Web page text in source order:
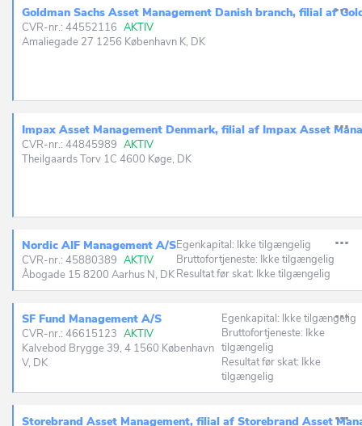
Goldman Sachs Asset Management Danish branch, filial af
CVR-nr.: 44552116 AKTIV
Amaliegade 27 1256 København K, DK
Impax Asset Management Denmark, filial af Impax Asset
CVR-nr.: 44845989 AKTIV
Theilgaards Torv 1C 4600 Køge, DK
Nordic AIF Management A/S
CVR-nr.: 45880389 AKTIV
Åbogade 15 8200 Aarhus N, DK
Egenkapital: Ikke tilgængelig
Bruttofortjeneste: Ikke tilgængelig
Resultat før skat: Ikke tilgængelig
SF Fund Management A/S
CVR-nr.: 46615123 AKTIV
Kalvebod Brygge 39, 4 1560 København
V, DK
Egenkapital: Ikke tilgængelig
Bruttofortjeneste: Ikke
tilgængelig
Resultat før skat: Ikke
tilgængelig
Storebrand Asset Management, filial af Storebrand Asset